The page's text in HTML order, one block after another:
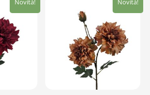
Novità! Novità!